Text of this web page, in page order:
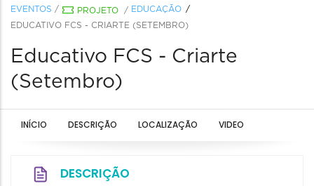
EVENTOS / PROJETO / EDUCAÇÃO
EDUCATIVO FCS - CRIARTE (SETEMBRO)
Educativo FCS - Criarte
(Setembro)
INÍCIO DESCRIÇÃO LOCALIZAÇÃO VIDEO
DESCRIÇÃO